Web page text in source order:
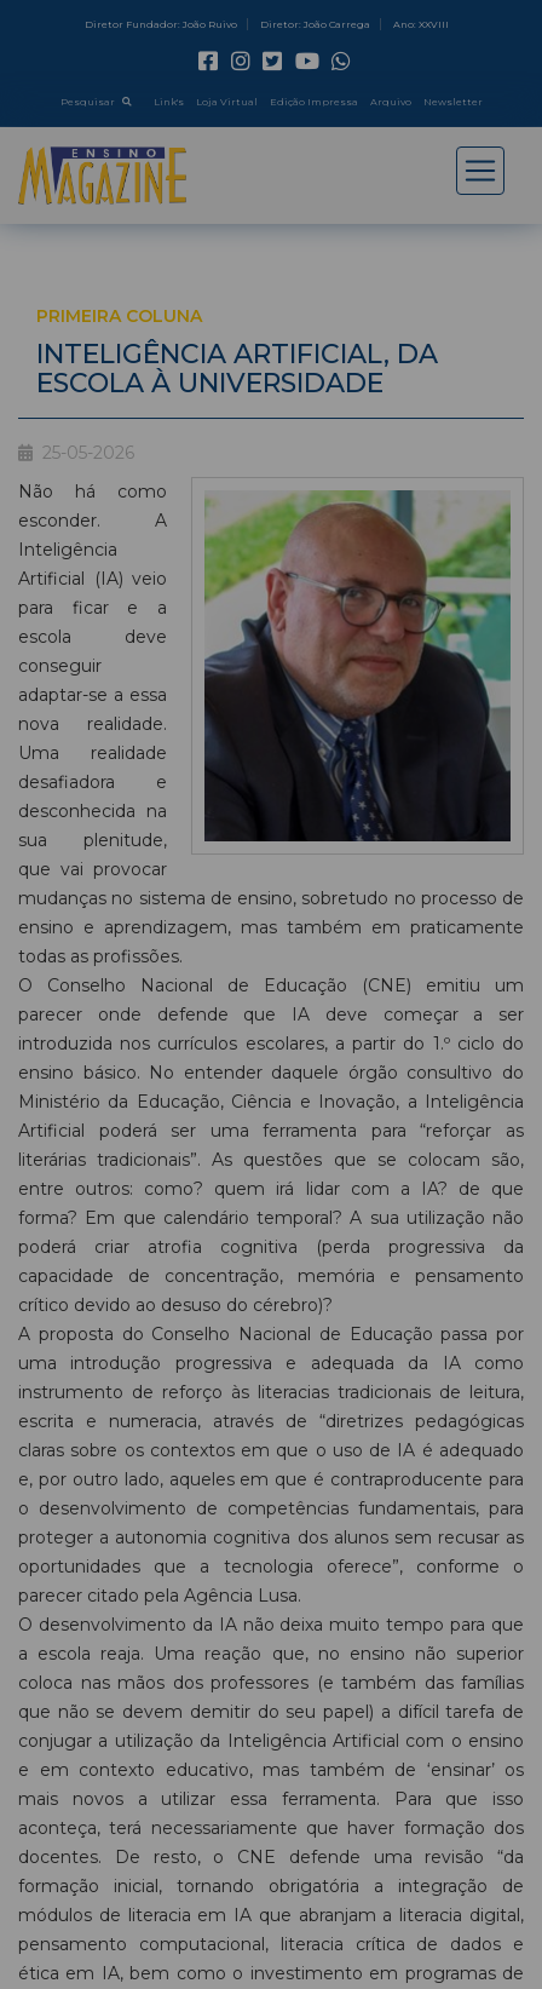
Diretor Fundador: João Ruivo Diretor: João Carrega Ano: XXVIII
Pesquisar Link's Loja Virtual Edição Impressa Arquivo Newsletter
PRIMEIRA COLUNA
INTELIGÊNCIA ARTIFICIAL, DA
ESCOLA À UNIVERSIDADE
25-05-2026
Não há como
esconder. A
Inteligência
Artificial (IA) veio
para ficar e a
escola deve
conseguir
adaptar-se a essa
nova realidade.
Uma realidade
desafiadora e
desconhecida na
sua plenitude,
que vai provocar
mudanças no sistema de ensino, sobretudo no processo de
ensino e aprendizagem, mas também em praticamente
todas as profissões.
O Conselho Nacional de Educação (CNE) emitiu um
parecer onde defende que IA deve começar a ser
introduzida nos currículos escolares, a partir do 1.º ciclo do
ensino básico. No entender daquele órgão consultivo do
Ministério da Educação, Ciência e Inovação, a Inteligência
Artificial poderá ser uma ferramenta para “reforçar as
literárias tradicionais”. As questões que se colocam são,
entre outros: como? quem irá lidar com a IA? de que
forma? Em que calendário temporal? A sua utilização não
poderá criar atrofia cognitiva (perda progressiva da
capacidade de concentração, memória e pensamento
crítico devido ao desuso do cérebro)?
A proposta do Conselho Nacional de Educação passa por
uma introdução progressiva e adequada da IA como
instrumento de reforço às literacias tradicionais de leitura,
escrita e numeracia, através de “diretrizes pedagógicas
claras sobre os contextos em que o uso de IA é adequado
e, por outro lado, aqueles em que é contraproducente para
o desenvolvimento de competências fundamentais, para
proteger a autonomia cognitiva dos alunos sem recusar as
oportunidades que a tecnologia oferece”, conforme o
parecer citado pela Agência Lusa.
O desenvolvimento da IA não deixa muito tempo para que
a escola reaja. Uma reação que, no ensino não superior
coloca nas mãos dos professores (e também das famílias
que não se devem demitir do seu papel) a difícil tarefa de
conjugar a utilização da Inteligência Artificial com o ensino
e em contexto educativo, mas também de ‘ensinar’ os
mais novos a utilizar essa ferramenta. Para que isso
aconteça, terá necessariamente que haver formação dos
docentes. De resto, o CNE defende uma revisão “da
formação inicial, tornando obrigatória a integração de
módulos de literacia em IA que abranjam a literacia digital,
pensamento computacional, literacia crítica de dados e
ética em IA, bem como o investimento em programas de